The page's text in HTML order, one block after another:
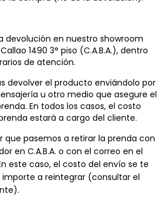
devolución en nuestro showroom
1490 3° piso (C.A.B.A.), dentro
de atención.
u otro medio que asegure el
En todos los casos, el costo
estará a cargo del cliente.
que pasemos a retirar la prenda con
en C.A.B.A. o con el correo en el
este caso, el costo del envío se te
a reintegrar (consultar el